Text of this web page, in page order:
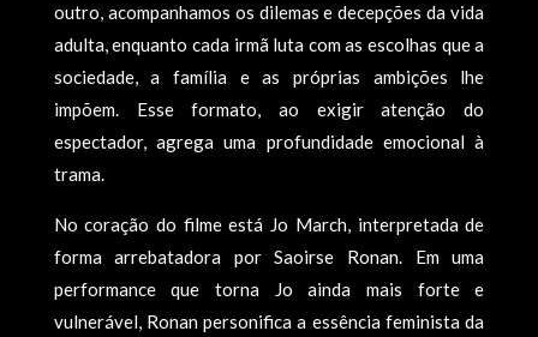
outro, acompanhamos os dilemas e decepções da vida
adulta, enquanto cada irmã luta com as escolhas que a
sociedade, a família e as próprias ambições lhe
impõem. Esse formato, ao exigir atenção do
espectador, agrega uma profundidade emocional à
trama.
No coração do filme está Jo March, interpretada de
forma arrebatadora por Saoirse Ronan. Em uma
performance que torna Jo ainda mais forte e
vulnerável, Ronan personifica a essência feminista da